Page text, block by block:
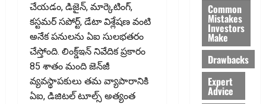
చేయడం, డిజైన్‌, మార్కెటింగ్‌,
కస్టమర్‌ సపోర్ట్‌, డేటా విశ్లేషణ వంటి
అనేక పనులను ఏఐ సులభతరం
చేస్తోంది. లింక్డ్‌ఇన్‌ నివేదిక ప్రకారం
85 శాతం మంది జెన్‌జీ
వ్యవస్థాపకులు తమ వ్యాపారానికి
ఏఐ, డిజిటల్‌ టూల్స్‌ అత్యంత
Common
Mistakes
Investors
Make
Drawbacks
Expert
Advice